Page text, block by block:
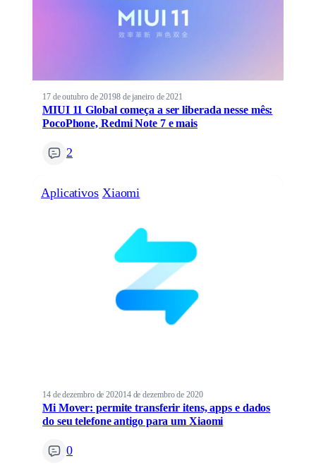
17 de outubro de 20198 de janeiro de 2021
MIUI 11 Global começa a ser liberada nesse mês:
PocoPhone, Redmi Note 7 e mais
2
Aplicativos Xiaomi
14 de dezembro de 202014 de dezembro de 2020
Mi Mover: permite transferir itens, apps e dados
do seu telefone antigo para um Xiaomi
0